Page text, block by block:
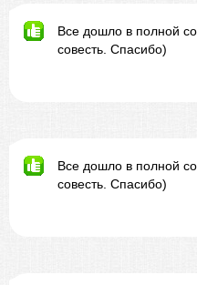
Все дошло в полной
совесть. Спасибо)
Все дошло в полной
совесть. Спасибо)